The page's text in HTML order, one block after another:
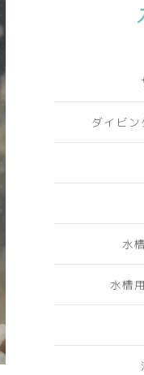
ダイビ
水
水槽